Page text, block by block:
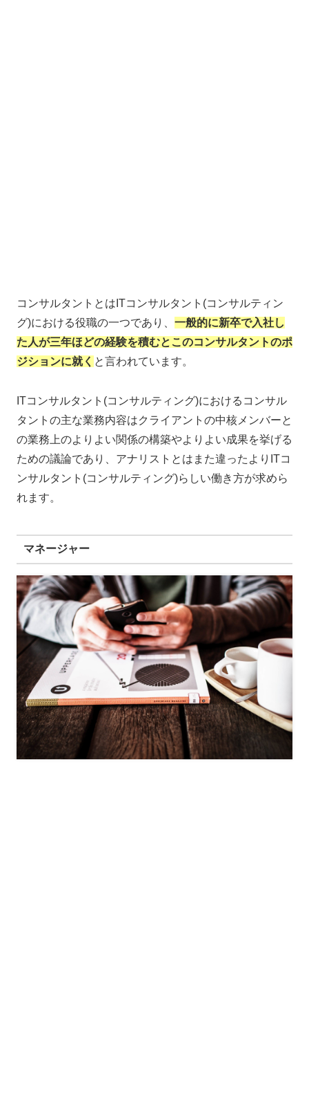
コンサルタントとはITコンサルタント(コンサルティン
グ)における役職の一つであり、 一般的に新卒で入社し
た人が三年ほどの経験を積むとこのコンサルタントのポ
ジションに就く と言われています。
ITコンサルタント(コンサルティング)におけるコンサル
タントの主な業務内容はクライアントの中核メンバーと
の業務上のよりよい関係の構築やよりよい成果を挙げる
ための議論であり、アナリストとはまた違ったよりITコ
ンサルタント(コンサルティング)らしい働き方が求めら
れます。
マネージャー